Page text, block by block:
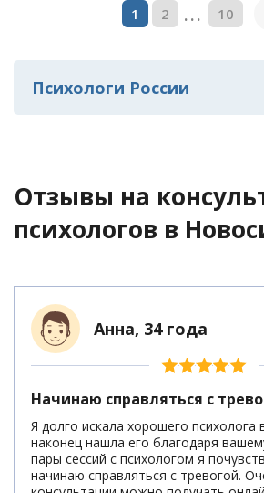
1 2 ... 10
Психологи России
Отзывы на
психологов в
Анна, 34 года
Начинаю справляться с
Я долго искала хорошего психолога
наконец нашла его благодаря
пары сессий с психологом я
начинаю справляться с тревогой.